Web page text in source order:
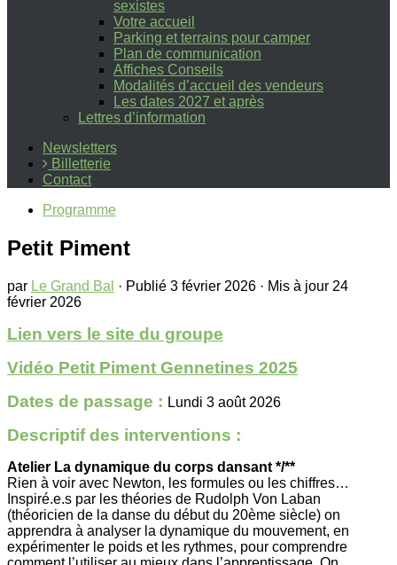
sexistes
Votre accueil
Parking et terrains pour camper
Plan de communication
Affiches Conseils
Modalités d’accueil des vendeurs
Les dates 2027 et après
Lettres d’information
Newsletters
Billetterie
Contact
Programme
Petit Piment
par Le Grand Bal · Publié 3 février 2026 · Mis à jour 24
février 2026
Lien vers le site du groupe
Vidéo Petit Piment Gennetines 2025
Dates de passage : Lundi 3 août 2026
Descriptif des interventions :
Atelier La dynamique du corps dansant */**
Rien à voir avec Newton, les formules ou les chiffres…
Inspiré.e.s par les théories de Rudolph Von Laban
(théoricien de la danse du début du 20ème siècle) on
apprendra à analyser la dynamique du mouvement, en
expérimenter le poids et les rythmes, pour comprendre